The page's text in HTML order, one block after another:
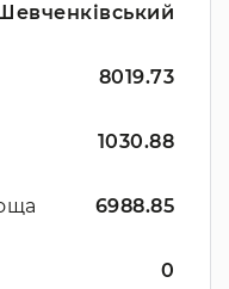
8019.73
1030.88
6988.85
0